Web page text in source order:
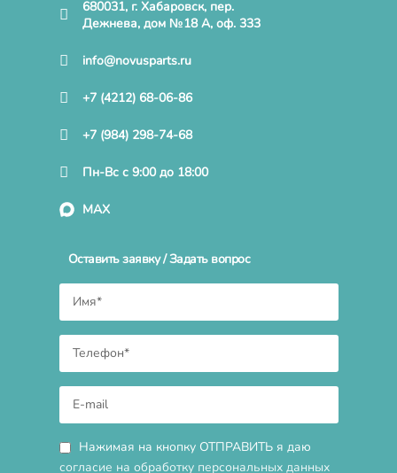
680031, г. Хабаровск, пер.
Дежнева, дом №18 А, оф. 333
info@novusparts.ru
+7 (4212) 68-06-86
+7 (984) 298-74-68
Пн-Вс с 9:00 до 18:00
MAX
Оставить заявку / Задать вопрос
Нажимая на кнопку ОТПРАВИТЬ я даю
согласие на обработку персональных данных